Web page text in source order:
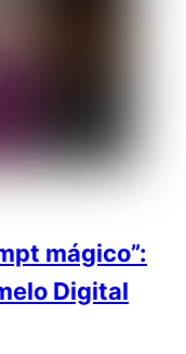
mágico”:
Digital